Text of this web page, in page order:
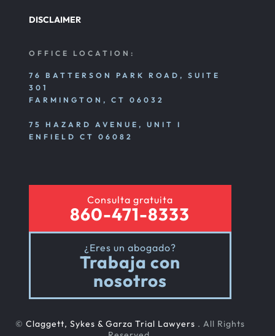
DISCLAIMER
OFFICE LOCATION:
76 BATTERSON PARK ROAD, SUITE
301
FARMINGTON, CT 06032
75 HAZARD AVENUE, UNIT I
ENFIELD CT 06082
Consulta gratuita
860-471-8333
¿Eres un abogado?
Trabaja con
nosotros
© Claggett, Sykes & Garza Trial Lawyers . All Rights